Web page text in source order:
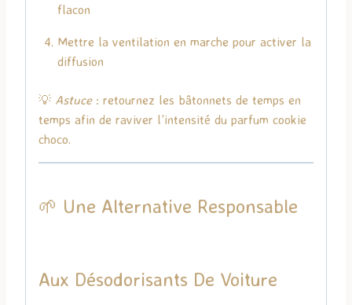
flacon
Mettre la ventilation en marche pour activer la
diffusion
💡 Astuce: retournez les bâtonnets de temps en
temps afin de raviver l’intensité du parfum cookie
choco.
🌱 Une Alternative Responsable
Aux Désodorisants De Voiture